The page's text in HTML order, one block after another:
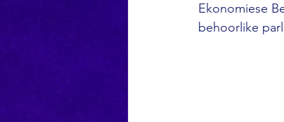
Ekonomiese
behoorlike